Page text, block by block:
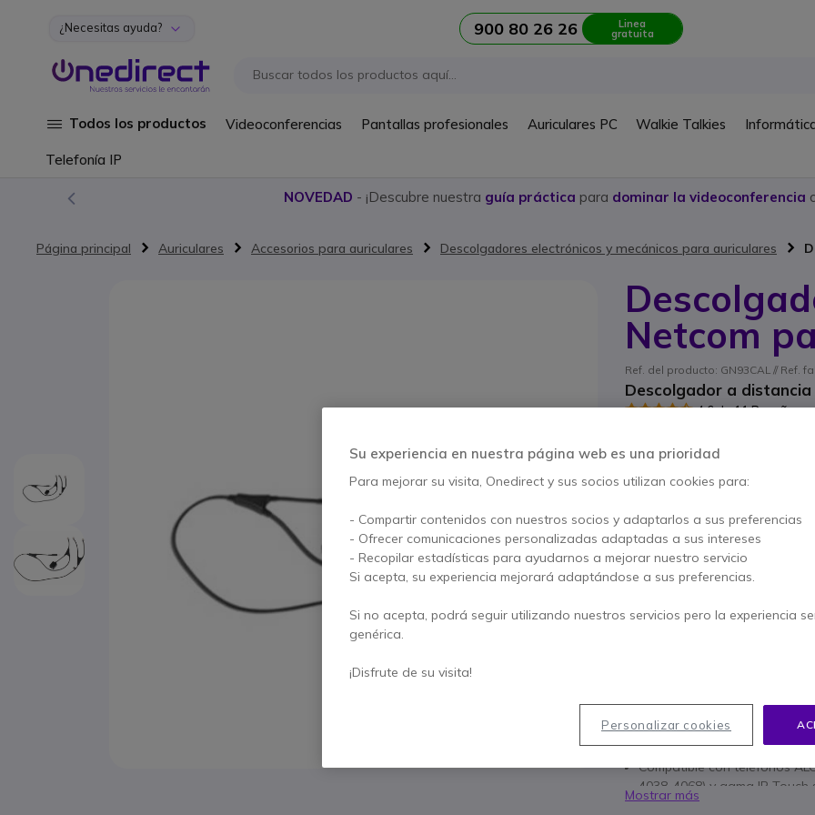
Ir al contenido
¿Necesitas ayuda? 900 80 26 26 Linea
gratuita
Todos los productos Videoconferencias Pantallas profesionales Auriculares PC Walkie Talkies
Telefonía IP
NOVEDAD - ¡Descubre nuestra guía práctica para dominar la videoconferencia
Página principal Auriculares Accesorios para auriculares Descolgadores electrónicos y mecánicos para auriculares
Netcom
Ref. del producto: GN93CAL // Ref.
Descolgador a
4.6 de 11 Reseñas
29,95 € s/Iva-
Cantidad
AÑADIR
Más de100 productos
Conectando el cable a su
conmutador. Podrá llamar o
auricular del teléfono.
Compatible con teléfonos
4038-4068) y gama IP Touch
Funciona con auriculares
Mostrar más
Su experiencia en nuestra página web es una prioridad
Para mejorar su visita, Onedirect y sus socios utilizan cookies para:
- Compartir contenidos con nuestros socios y adaptarlos a sus preferencias
- Ofrecer comunicaciones personalizadas adaptadas a sus intereses
- Recopilar estadísticas para ayudarnos a mejorar nuestro servicio
Si acepta, su experiencia mejorará adaptándose a sus preferencias.
Si no acepta, podrá seguir utilizando nuestros servicios pero la experiencia
genérica.
¡Disfrute de su visita!
Personalizar cookies